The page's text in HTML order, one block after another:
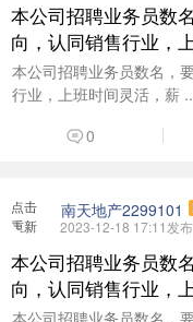
本公司招聘业务员数
向，认同销售行业，
电咨询了解：
本公司招聘业务员数名，
行业，上班时间灵活，薪
0
点击
重新
南天地产2299101
2023-12-18 17:11发布
本公司招聘业务员数
向，认同销售行业，
电咨询了解：
本公司招聘业务员数名，